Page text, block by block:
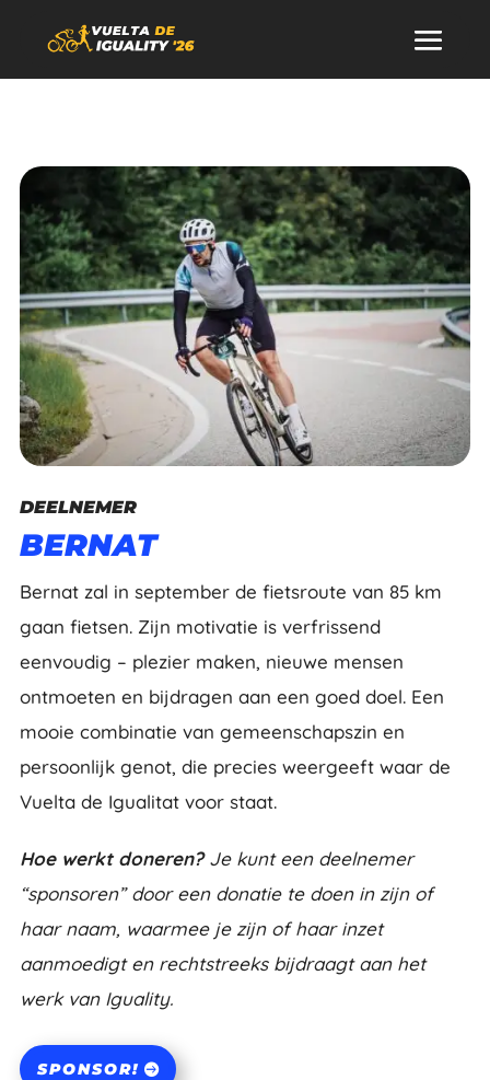
DEELNEMER
BERNAT
Bernat zal in september de fietsroute van 85 km
gaan fietsen. Zijn motivatie is verfrissend
eenvoudig – plezier maken, nieuwe mensen
ontmoeten en bijdragen aan een goed doel. Een
mooie combinatie van gemeenschapszin en
persoonlijk genot, die precies weergeeft waar de
Vuelta de Igualitat voor staat.
Hoe werkt doneren?Je kunt een deelnemer
“sponsoren” door een donatie te doen in zijn of
haar naam, waarmee je zijn of haar inzet
aanmoedigt en rechtstreeks bijdraagt aan het
werk van Iguality.
SPONSOR!